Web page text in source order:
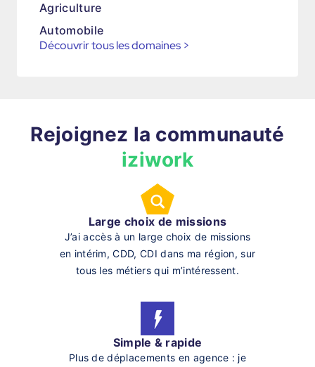
Agriculture
Automobile
Découvrir tous les domaines >
Rejoignez la communauté
iziwork
Large choix de missions
J’ai accès à un large choix de missions
en intérim, CDD, CDI dans ma région, sur
tous les métiers qui m’intéressent.
Simple & rapide
Plus de déplacements en agence : je